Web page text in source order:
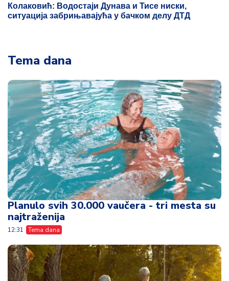
Колаковић: Водостаји Дунава и Тисе ниски,
ситуација забрињавајућа у бачком делу ДТД
Tema dana
Planulo svih 30.000 vaučera - tri mesta su
najtraženija
12:31 Tema dana